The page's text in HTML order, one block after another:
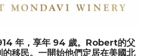
年，享年 94 歲。 Robert的父
移民。一開始他們定居在美國北